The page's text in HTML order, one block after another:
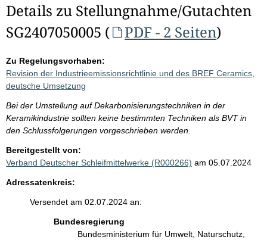
Details zu Stellungnahme/Gutachten
SG2407050005 (
PDF - 2 Seiten)
Zu Regelungsvorhaben:
Revision der Industrieemissionsrichtlinie und des BREF Ceramics,
deutsche Umsetzung
Bei der Umstellung auf Dekarbonisierungstechniken in der
Keramikindustrie sollten keine bestimmten Techniken als BVT in
den Schlussfolgerungen vorgeschrieben werden.
Bereitgestellt von:
Verband Deutscher Schleifmittelwerke (R000266) am 05.07.2024
Adressatenkreis:
Versendet am 02.07.2024 an:
Bundesregierung
Bundesministerium für Umwelt, Naturschutz,